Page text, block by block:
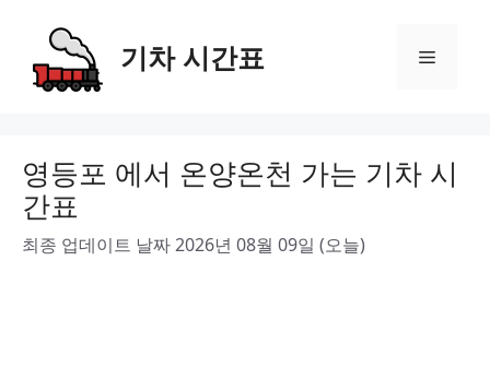
content
기차 시간표 Menu
영등포 에서 온양온천 가는 기차 시
간표
최종 업데이트 날짜 2026년 08월 09일 (오늘)